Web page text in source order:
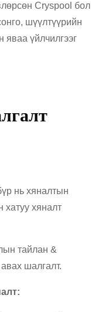
Cryspool бол
шүүлтүүрийн
яваа үйлчилгээг
нь хяналтын
хатуу хяналт
тайлан &
шалгалт.